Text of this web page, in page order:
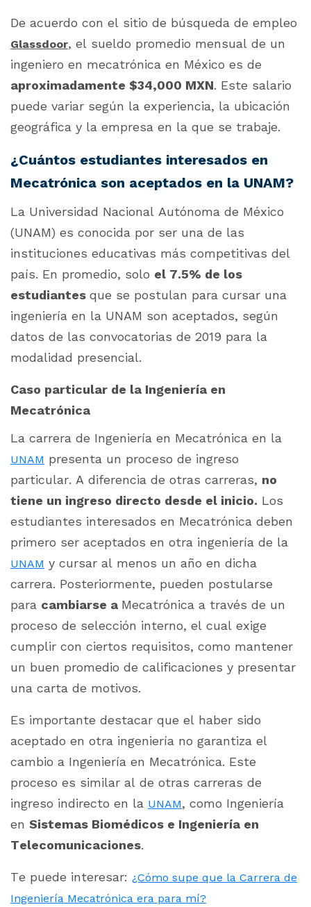
De acuerdo con el sitio de búsqueda de empleo
Glassdoor, el sueldo promedio mensual de un
ingeniero en mecatrónica en México es de
aproximadamente $34,000 MXN. Este salario
puede variar según la experiencia, la ubicación
geográfica y la empresa en la que se trabaje.
¿Cuántos estudiantes interesados en
Mecatrónica son aceptados en la UNAM?
La Universidad Nacional Autónoma de México
(UNAM) es conocida por ser una de las
instituciones educativas más competitivas del
país. En promedio, solo el 7.5% de los
estudiantes que se postulan para cursar una
ingeniería en la UNAM son aceptados, según
datos de las convocatorias de 2019 para la
modalidad presencial.
Caso particular de la Ingeniería en
Mecatrónica
La carrera de Ingeniería en Mecatrónica en la
UNAM presenta un proceso de ingreso
particular. A diferencia de otras carreras, no
tiene un ingreso directo desde el inicio. Los
estudiantes interesados en Mecatrónica deben
primero ser aceptados en otra ingeniería de la
UNAM y cursar al menos un año en dicha
carrera. Posteriormente, pueden postularse
para cambiarse a Mecatrónica a través de un
proceso de selección interno, el cual exige
cumplir con ciertos requisitos, como mantener
un buen promedio de calificaciones y presentar
una carta de motivos.
Es importante destacar que el haber sido
aceptado en otra ingeniería no garantiza el
cambio a Ingeniería en Mecatrónica. Este
proceso es similar al de otras carreras de
ingreso indirecto en la UNAM, como Ingeniería
en Sistemas Biomédicos e Ingeniería en
Telecomunicaciones.
Te puede interesar: ¿Cómo supe que la Carrera de
Ingeniería Mecatrónica era para mí?